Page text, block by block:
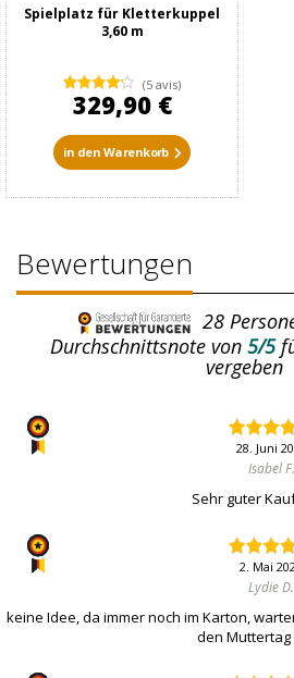
Spielplatz für Kletterkuppel
3,60 m
(5 avis)
329,90 €
in den Warenkorb
Bewertungen
28
Durchschnittsnote von 5/5
vergeben
28. Juni
Isabel F.
Sehr guter
2. Mai
Lydie D.
keine Idee, da immer noch im Karton,
den Muttertag